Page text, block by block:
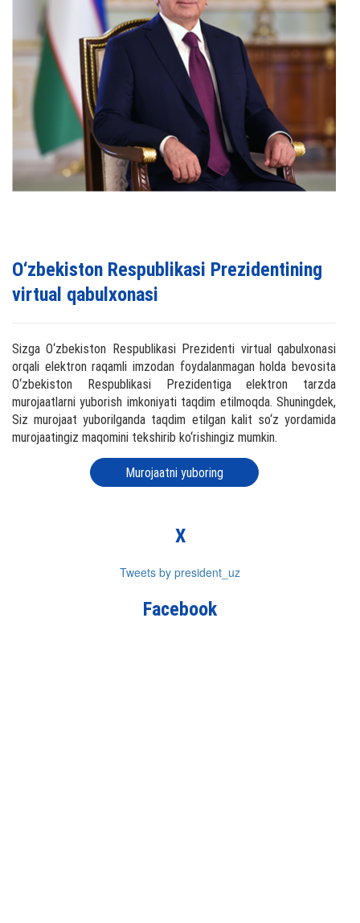
O‘zbekiston Respublikasi Prezidentining
virtual qabulxonasi
Sizga O‘zbekiston Respublikasi Prezidenti virtual qabulxonasi
orqali elektron raqamli imzodan foydalanmagan holda bevosita
O‘zbekiston Respublikasi Prezidentiga elektron tarzda
murojaatlarni yuborish imkoniyati taqdim etilmoqda. Shuningdek,
Siz murojaat yuborilganda taqdim etilgan kalit so‘z yordamida
murojaatingiz maqomini tekshirib ko‘rishingiz mumkin.
Murojaatni yuboring
X
Tweets by president_uz
Facebook